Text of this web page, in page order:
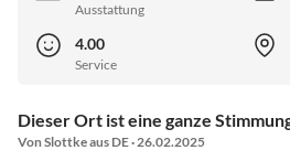
Ausstattung
4.00
Service
Dieser Ort ist eine ganze
Von Slottke aus DE · 26.02.2025